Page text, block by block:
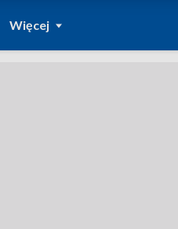
Więcej